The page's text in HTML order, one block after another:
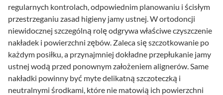
regularnych kontrolach, odpowiednim planowaniu i ścisłym
przestrzeganiu zasad higieny jamy ustnej. W ortodoncji
niewidocznej szczególną rolę odgrywa właściwe czyszczenie
nakładek i powierzchni zębów. Zaleca się szczotkowanie po
każdym posiłku, a przynajmniej dokładne przepłukanie jamy
ustnej wodą przed ponownym założeniem alignerów. Same
nakładki powinny być myte delikatną szczoteczką i
neutralnymi środkami, które nie matowią ich powierzchni